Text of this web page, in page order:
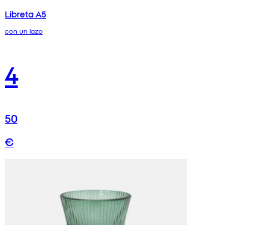
Libreta A5
con un lazo
4
50
€